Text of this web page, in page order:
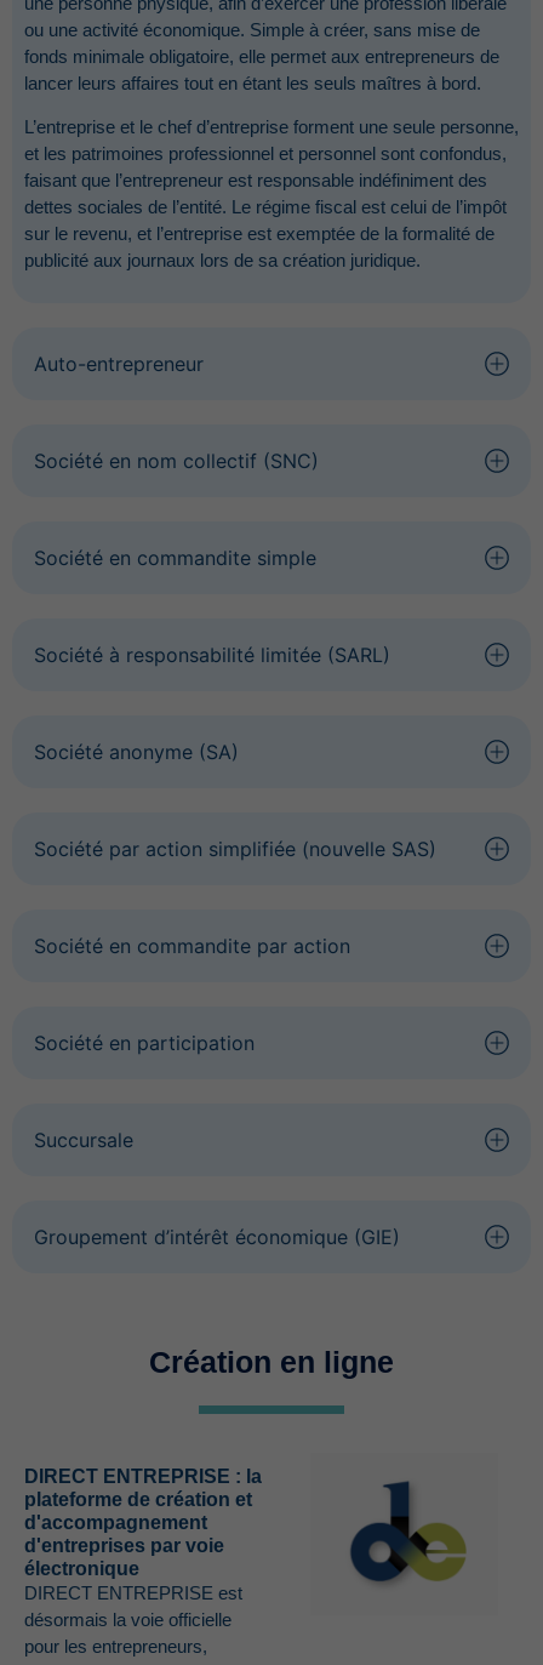
ou une activité économique. Simple à créer, sans mise de
fonds minimale obligatoire, elle permet aux entrepreneurs de
lancer leurs affaires tout en étant les seuls maîtres à bord.
L’entreprise et le chef d’entreprise forment une seule personne,
et les patrimoines professionnel et personnel sont confondus,
faisant que l’entrepreneur est responsable indéfiniment des
dettes sociales de l’entité. Le régime fiscal est celui de l’impôt
sur le revenu, et l’entreprise est exemptée de la formalité de
publicité aux journaux lors de sa création juridique.
Auto-entrepreneur
Société en nom collectif (SNC)
Société en commandite simple
Société à responsabilité limitée (SARL)
Société anonyme (SA)
Société par action simplifiée (nouvelle SAS)
Société en commandite par action
Société en participation
Succursale
Groupement d’intérêt économique (GIE)
Création en ligne
DIRECT ENTREPRISE : la
plateforme de création et
d'accompagnement
d'entreprises par voie
électronique
DIRECT ENTREPRISE est
désormais la voie officielle
pour les entrepreneurs,